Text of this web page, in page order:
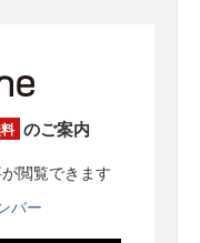
のご案内
閲覧できます
バー